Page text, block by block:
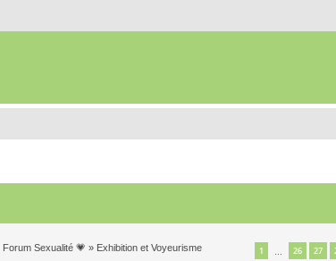
1 26 27
Forum Sexualité 💗 » Exhibition et Voyeurisme